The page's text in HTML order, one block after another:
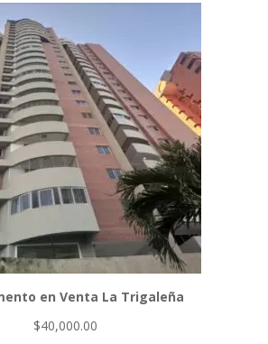
en Venta La Trigaleña
$40,000.00